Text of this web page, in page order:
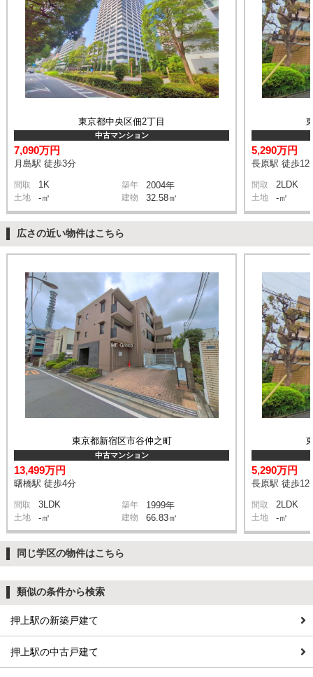
東京都中央区佃2丁目
中古マンション
7,090万円
月島駅 徒歩3分
間取 1K 築年 2004年
土地 -㎡ 建物 32.58㎡
5,290万円
長原駅 徒歩12
間取 2LDK
土地 -㎡
広さの近い物件はこちら
東京都新宿区市谷仲之町
中古マンション
13,499万円
曙橋駅 徒歩4分
間取 3LDK 築年 1999年
土地 -㎡ 建物 66.83㎡
5,290万円
長原駅 徒歩12
間取 2LDK
土地 -㎡
同じ学区の物件はこちら
類似の条件から検索
押上駅の新築戸建て
押上駅の中古戸建て